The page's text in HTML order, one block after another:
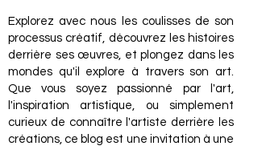
Explorez avec nous les coulisses de son
processus créatif, découvrez les histoires
derrière ses œuvres, et plongez dans les
mondes qu'il explore à travers son art.
Que vous soyez passionné par l'art,
l'inspiration artistique, ou simplement
curieux de connaître l'artiste derrière les
créations, ce blog est une invitation à une